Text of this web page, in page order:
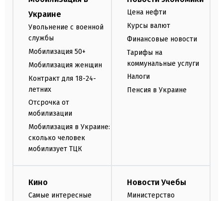
Украине
Увольнение с военной
службы
Мобилизация 50+
Мобилизация женщин
Контракт для 18-24-
летних
Отсрочка от
мобилизации
Мобилизация в Украине:
сколько человек
мобилизует ТЦК
Цена нефти
Курсы валют
Финансовые новости
Тарифы на
коммунальные услуги
Налоги
Пенсия в Украине
Кино
Самые интересные
Новости Учебы
Министерство